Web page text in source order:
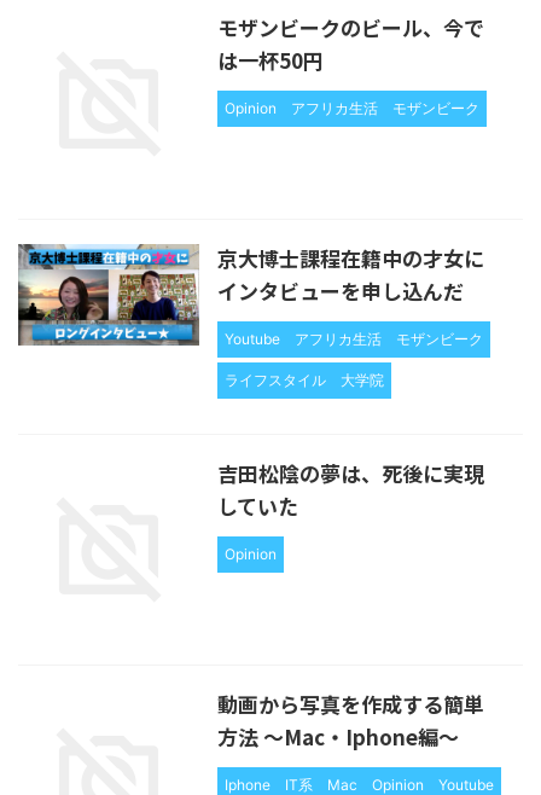
モザンビークのビール、今で
は一杯50円
Opinion アフリカ生活 モザンビーク
京大博士課程在籍中の才女に
インタビューを申し込んだ
Youtube アフリカ生活 モザンビーク
ライフスタイル 大学院
吉田松陰の夢は、死後に実現
していた
Opinion
動画から写真を作成する簡単
方法 〜Mac・Iphone編〜
Iphone IT系 Mac Opinion Youtube